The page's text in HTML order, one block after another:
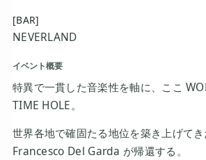
[BAR]
NEVERLAND
イベント概要
特異で一貫した音楽性を軸に、ここ
TIME HOLE。
世界各地で確固たる地位を築き上げて
Francesco Del Garda が帰還する。